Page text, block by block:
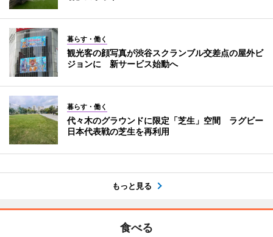
暮らす・働く
観光客の顔写真が渋谷スクランブル交差点の屋外ビ
ジョンに 新サービス始動へ
暮らす・働く
代々木のグラウンドに限定「芝生」空間 ラグビー
日本代表戦の芝生を再利用
もっと見る
食べる